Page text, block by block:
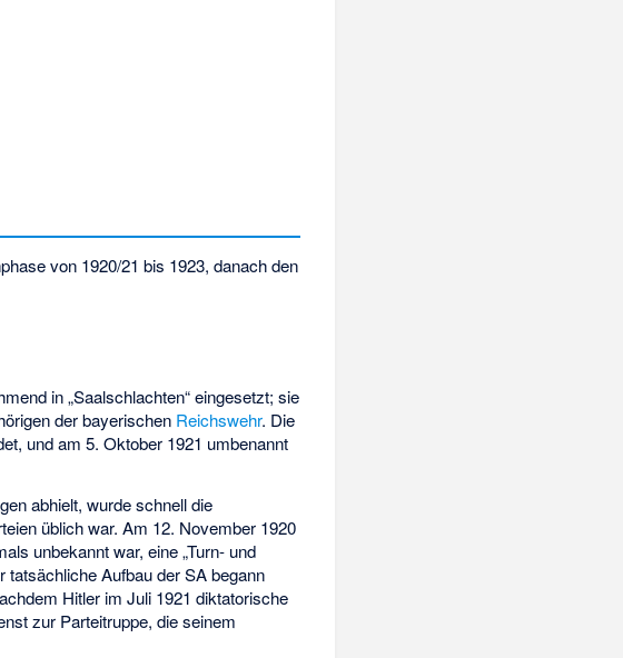
von 1920/21 bis 1923, danach den
in „Saalschlachten“ eingesetzt; sie
der bayerischen Reichswehr. Die
und am 5. Oktober 1921 umbenannt
abhielt, wurde schnell die
üblich war. Am 12. November 1920
unbekannt war, eine „Turn- und
tatsächliche Aufbau der SA begann
Hitler im Juli 1921 diktatorische
zur Parteitruppe, die seinem